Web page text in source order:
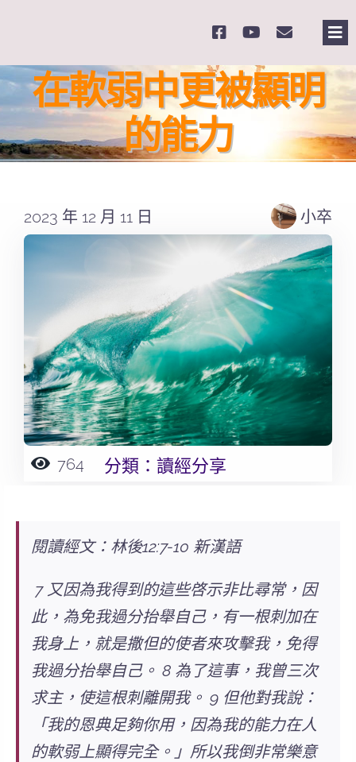
content
在軟弱中更被顯明
的能力
2023 年 12 月 11 日 小卒
764 分類：讀經分享
閱讀經文：林後12:7-10 新漢語
7 又因為我得到的這些啓示非比尋常，因
此，為免我過分抬舉自己，有一根刺加在
我身上，就是撒但的使者來攻擊我，免得
我過分抬舉自己。 8 為了這事，我曾三次
求主，使這根刺離開我。 9 但他對我說：
「我的恩典足夠你用，因為我的能力在人
的軟弱上顯得完全。」所以我倒非常樂意